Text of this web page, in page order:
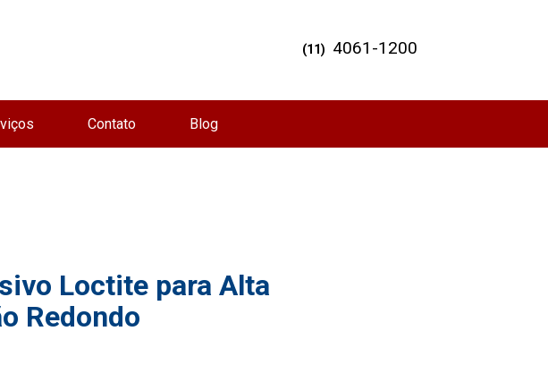
Contato Blog
(11) 4061-1200
Loctite para Alta
Redondo